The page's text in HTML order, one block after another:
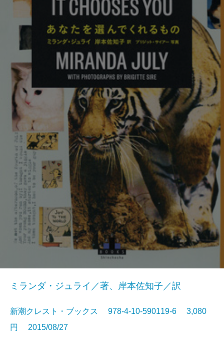
ミランダ・ジュライ／著、岸本佐知子／訳
新潮クレスト・ブックス 978-4-10-590119-6 3,080
円 2015/08/27